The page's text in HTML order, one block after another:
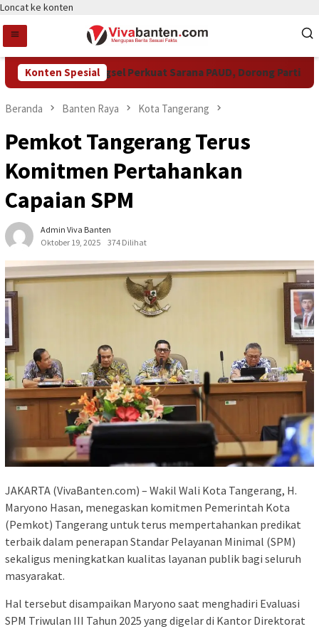
Loncat ke konten
Konten Spesial
Pemkot Tangsel Perkuat Sarana PAUD, Dorong Partisipasi
Beranda Banten Raya Kota Tangerang
Pemkot Tangerang Terus
Komitmen Pertahankan
Capaian SPM
Admin Viva Banten
Oktober 19, 2025
374 Dilihat
JAKARTA (VivaBanten.com) – Wakil Wali Kota Tangerang, H.
Maryono Hasan, menegaskan komitmen Pemerintah Kota
(Pemkot) Tangerang untuk terus mempertahankan predikat
terbaik dalam penerapan Standar Pelayanan Minimal (SPM)
sekaligus meningkatkan kualitas layanan publik bagi seluruh
masyarakat.
Hal tersebut disampaikan Maryono saat menghadiri Evaluasi
SPM Triwulan III Tahun 2025 yang digelar di Kantor Direktorat